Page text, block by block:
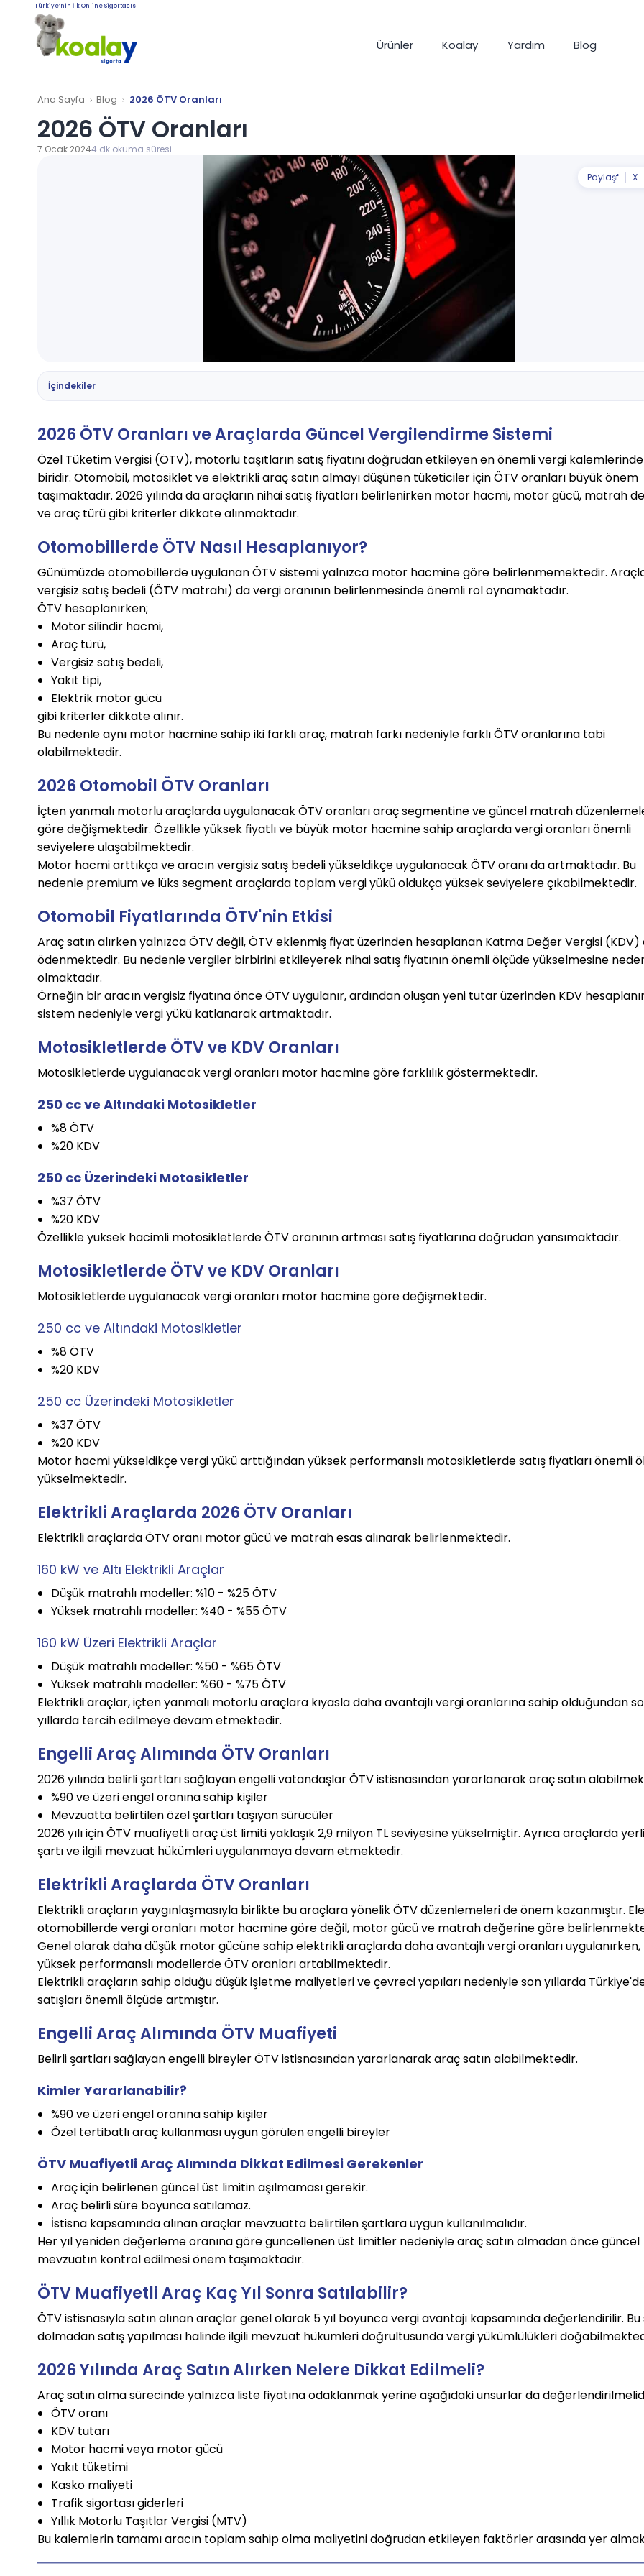
Türkiye’nin İlk Online Sigortacısı
Ürünler Koalay Yardım Blog
Ana Sayfa Blog 2026 ÖTV Oranları
2026 ÖTV Oranları
7 Ocak 20244 dk okuma süresi
Paylaşf X
İçindekiler
2026 ÖTV Oranları ve Araçlarda Güncel Vergilendirme Sistemi
Özel Tüketim Vergisi (ÖTV), motorlu taşıtların satış fiyatını doğrudan etkileyen en önemli vergi
biridir. Otomobil, motosiklet ve elektrikli araç satın almayı düşünen tüketiciler için ÖTV oranları büyük önem
taşımaktadır. 2026 yılında da araçların nihai satış fiyatları belirlenirken motor hacmi, motor gücü, matrah
ve araç türü gibi kriterler dikkate alınmaktadır.
Otomobillerde ÖTV Nasıl Hesaplanıyor?
Günümüzde otomobillerde uygulanan ÖTV sistemi yalnızca motor hacmine göre belirlenmemektedir.
vergisiz satış bedeli (ÖTV matrahı) da vergi oranının belirlenmesinde önemli rol oynamaktadır.
ÖTV hesaplanırken;
Motor silindir hacmi,
Araç türü,
Vergisiz satış bedeli,
Yakıt tipi,
Elektrik motor gücü
gibi kriterler dikkate alınır.
Bu nedenle aynı motor hacmine sahip iki farklı araç, matrah farkı nedeniyle farklı ÖTV oranlarına tabi
olabilmektedir.
2026 Otomobil ÖTV Oranları
İçten yanmalı motorlu araçlarda uygulanacak ÖTV oranları araç segmentine ve güncel matrah
göre değişmektedir. Özellikle yüksek fiyatlı ve büyük motor hacmine sahip araçlarda vergi oranları önemli
seviyelere ulaşabilmektedir.
Motor hacmi arttıkça ve aracın vergisiz satış bedeli yükseldikçe uygulanacak ÖTV oranı da artmaktadır. Bu
nedenle premium ve lüks segment araçlarda toplam vergi yükü oldukça yüksek seviyelere çıkabilmektedir.
Otomobil Fiyatlarında ÖTV'nin Etkisi
Araç satın alırken yalnızca ÖTV değil, ÖTV eklenmiş fiyat üzerinden hesaplanan Katma Değer Vergisi (KDV)
ödenmektedir. Bu nedenle vergiler birbirini etkileyerek nihai satış fiyatının önemli ölçüde yükselmesine
olmaktadır.
Örneğin bir aracın vergisiz fiyatına önce ÖTV uygulanır, ardından oluşan yeni tutar üzerinden KDV
sistem nedeniyle vergi yükü katlanarak artmaktadır.
Motosikletlerde ÖTV ve KDV Oranları
Motosikletlerde uygulanacak vergi oranları motor hacmine göre farklılık göstermektedir.
250 cc ve Altındaki Motosikletler
%8 ÖTV
%20 KDV
250 cc Üzerindeki Motosikletler
%37 ÖTV
%20 KDV
Özellikle yüksek hacimli motosikletlerde ÖTV oranının artması satış fiyatlarına doğrudan yansımaktadır.
Motosikletlerde ÖTV ve KDV Oranları
Motosikletlerde uygulanacak vergi oranları motor hacmine göre değişmektedir.
250 cc ve Altındaki Motosikletler
%8 ÖTV
%20 KDV
250 cc Üzerindeki Motosikletler
%37 ÖTV
%20 KDV
Motor hacmi yükseldikçe vergi yükü arttığından yüksek performanslı motosikletlerde satış fiyatları önemli
yükselmektedir.
Elektrikli Araçlarda 2026 ÖTV Oranları
Elektrikli araçlarda ÖTV oranı motor gücü ve matrah esas alınarak belirlenmektedir.
160 kW ve Altı Elektrikli Araçlar
Düşük matrahlı modeller: %10 - %25 ÖTV
Yüksek matrahlı modeller: %40 - %55 ÖTV
160 kW Üzeri Elektrikli Araçlar
Düşük matrahlı modeller: %50 - %65 ÖTV
Yüksek matrahlı modeller: %60 - %75 ÖTV
Elektrikli araçlar, içten yanmalı motorlu araçlara kıyasla daha avantajlı vergi oranlarına sahip olduğundan
yıllarda tercih edilmeye devam etmektedir.
Engelli Araç Alımında ÖTV Oranları
2026 yılında belirli şartları sağlayan engelli vatandaşlar ÖTV istisnasından yararlanarak araç satın
%90 ve üzeri engel oranına sahip kişiler
Mevzuatta belirtilen özel şartları taşıyan sürücüler
2026 yılı için ÖTV muafiyetli araç üst limiti yaklaşık2,9 milyon TLseviyesine yükselmiştir. Ayrıca araçlarda
şartı ve ilgili mevzuat hükümleri uygulanmaya devam etmektedir.
Elektrikli Araçlarda ÖTV Oranları
Elektrikli araçların yaygınlaşmasıyla birlikte bu araçlara yönelik ÖTV düzenlemeleri de önem kazanmıştır.
otomobillerde vergi oranları motor hacmine göre değil, motor gücü ve matrah değerine göre
Genel olarak daha düşük motor gücüne sahip elektrikli araçlarda daha avantajlı vergi oranları uygulanırken,
yüksek performanslı modellerde ÖTV oranları artabilmektedir.
Elektrikli araçların sahip olduğu düşük işletme maliyetleri ve çevreci yapıları nedeniyle son yıllarda
satışları önemli ölçüde artmıştır.
Engelli Araç Alımında ÖTV Muafiyeti
Belirli şartları sağlayan engelli bireyler ÖTV istisnasından yararlanarak araç satın alabilmektedir.
Kimler Yararlanabilir?
%90 ve üzeri engel oranına sahip kişiler
Özel tertibatlı araç kullanması uygun görülen engelli bireyler
ÖTV Muafiyetli Araç Alımında Dikkat Edilmesi Gerekenler
Araç için belirlenen güncel üst limitin aşılmaması gerekir.
Araç belirli süre boyunca satılamaz.
İstisna kapsamında alınan araçlar mevzuatta belirtilen şartlara uygun kullanılmalıdır.
Her yıl yeniden değerleme oranına göre güncellenen üst limitler nedeniyle araç satın almadan önce güncel
mevzuatın kontrol edilmesi önem taşımaktadır.
ÖTV Muafiyetli Araç Kaç Yıl Sonra Satılabilir?
ÖTV istisnasıyla satın alınan araçlar genel olarak 5 yıl boyunca vergi avantajı kapsamında değerlendirilir.
dolmadan satış yapılması halinde ilgili mevzuat hükümleri doğrultusunda vergi yükümlülükleri
2026 Yılında Araç Satın Alırken Nelere Dikkat Edilmeli?
Araç satın alma sürecinde yalnızca liste fiyatına odaklanmak yerine aşağıdaki unsurlar da
ÖTV oranı
KDV tutarı
Motor hacmi veya motor gücü
Yakıt tüketimi
Kasko maliyeti
Trafik sigortası giderleri
Yıllık Motorlu Taşıtlar Vergisi (MTV)
Bu kalemlerin tamamı aracın toplam sahip olma maliyetini doğrudan etkileyen faktörler arasında yer